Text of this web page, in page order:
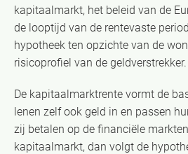
kapitaalmarkt, het beleid van de
de looptijd van de rentevaste
hypotheek ten opzichte van de
risicoprofiel van de geldverstrekker.
De kapitaalmarktrente vormt de
lenen zelf ook geld in en passen
zij betalen op de financiële
kapitaalmarkt, dan volgt de